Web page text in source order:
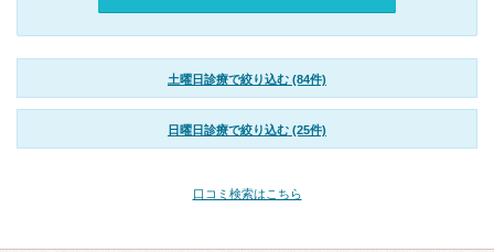
土曜日診療で絞り込む (84件)
日曜日診療で絞り込む (25件)
口コミ検索はこちら